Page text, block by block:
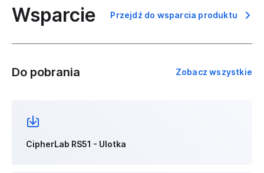
Wsparcie Przejdź do wsparcia produktu
Do pobrania Zobacz wszystkie
CipherLab RS51 - Ulotka